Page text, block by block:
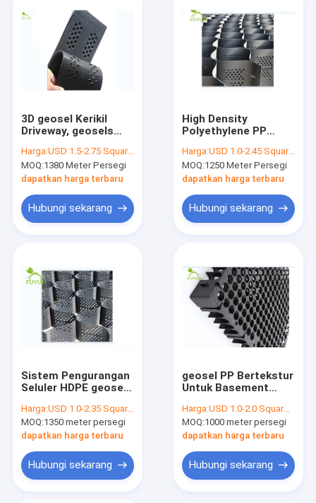
Produk
Tentang kami
Tur Pabrik
Permintaan Penawaran
News
Kain Geomembran
geomembran komposit
Geogrid serat kaca
Geomat Kontrol Erosi
Geosel HDPE
3D geosel Kerikil
Driveway, geosels
Kontrol Erosi
Harga:USD 1.5-2.75 Square Meter
MOQ:1380 Meter Persegi
dapatkan harga terbaru
Hubungi sekarang
High Density
Polyethylene PP
Slope Protection
Road Soft
Foundation
Harga:USD 1.0-2.45 Square Meter
MOQ:1250 Meter Persegi
dapatkan harga terbaru
Hubungi sekarang
Sistem Pengurangan
Seluler HDPE geosel
Harga:USD 1.0-2.35 Square Meter
MOQ:1350 meter persegi
dapatkan harga terbaru
Hubungi sekarang
geosel PP Bertekstur
Untuk Basement
Geogrid Grass
Driveway
Harga:USD 1.0-2.0 Square Meter
MOQ:1000 meter persegi
dapatkan harga terbaru
Hubungi sekarang